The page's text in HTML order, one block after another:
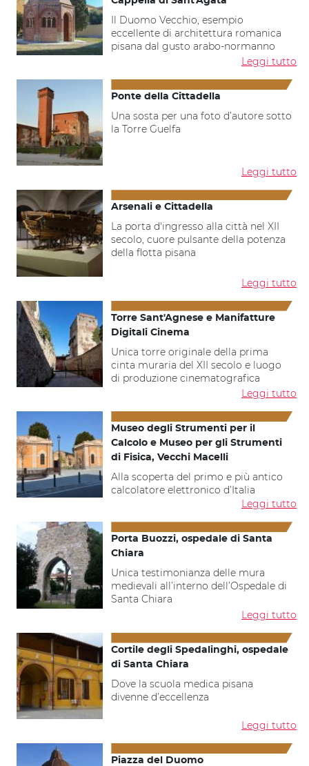
Il Duomo Vecchio, esempio
eccellente di architettura romanica
pisana dal gusto arabo-normanno
Leggi tutto
Ponte della Cittadella
Una sosta per una foto d’autore sotto
la Torre Guelfa
Leggi tutto
Arsenali e Cittadella
La porta d'ingresso alla città nel XII
secolo, cuore pulsante della potenza
della flotta pisana
Leggi tutto
Torre Sant'Agnese e Manifatture
Digitali Cinema
Unica torre originale della prima
cinta muraria del XII secolo e luogo
di produzione cinematografica
Leggi tutto
Museo degli Strumenti per il
Calcolo e Museo per gli Strumenti
di Fisica, Vecchi Macelli
Alla scoperta del primo e più antico
calcolatore elettronico d’Italia
Leggi tutto
Porta Buozzi, ospedale di Santa
Chiara
Unica testimonianza delle mura
medievali all’interno dell’Ospedale di
Santa Chiara
Leggi tutto
Cortile degli Spedalinghi, ospedale
di Santa Chiara
Dove la scuola medica pisana
divenne d’eccellenza
Leggi tutto
Piazza del Duomo